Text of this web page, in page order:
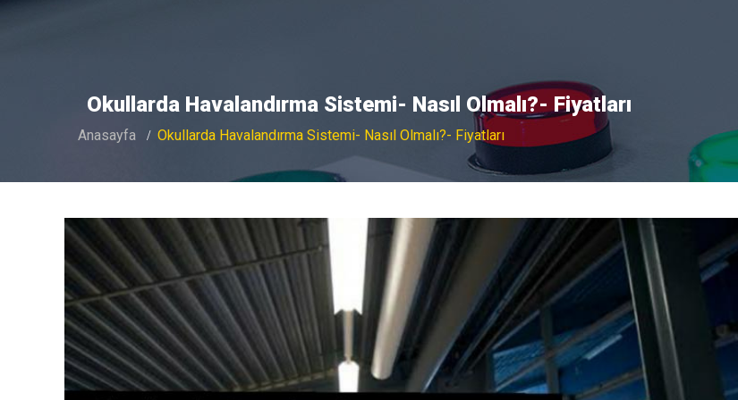
Okullarda Havalandırma Sistemi- Nasıl Olmalı?- Fiyatları
Anasayfa Okullarda Havalandırma Sistemi- Nasıl Olmalı?- Fiyatları